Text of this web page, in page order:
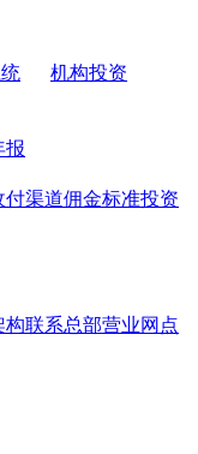
机构投资
报
付渠道佣金标准投资
构联系总部营业网点